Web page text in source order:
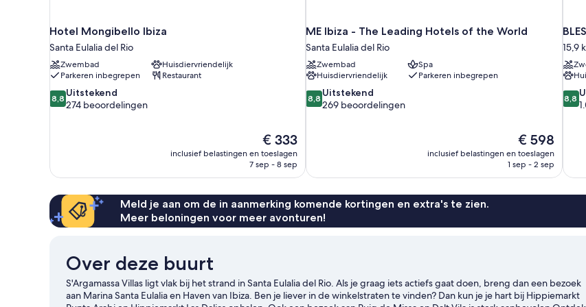
Hotel Mongibello Ibiza
Santa Eulalia del Rio
Zwembad
Huisdiervriendelijk
Parkeren inbegrepen
Restaurant
8.8
van
8,8 Uitstekend
274 beoordelingen
De
prijs
is
€ 333
inclusief belastingen en toeslagen
7 sep - 8 sep
ME Ibiza - The Leading Hotels of the World
Santa Eulalia del Rio
Zwembad
Spa
Huisdiervriendelijk
Parkeren inbegrepen
8.8
van
8,8 Uitstekend
269 beoordelingen
De
prijs
is
€ 598
inclusief belastingen en toeslagen
1 sep - 2 sep
15,9
8.8
van
8,8
Meld je aan om de in aanmerking komende kortingen en extra's te zien.
Meer beloningen voor meer avonturen!
Over deze buurt
S'Argamassa Villas ligt vlak bij het strand in Santa Eulalia del Rio. Als je graag iets actiefs gaat doen, breng dan een bezoek
aan Marina Santa Eulalia en Haven van Ibiza. Ben je liever in de winkelstraten te vinden? Dan kun je je hart bij Hippiemarkt